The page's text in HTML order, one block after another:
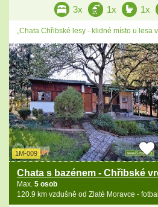
3x 1x 1x
„Chata Chřibské lesy - klidné místo u lesa
1M-009
Chata s bazénem - Chřibské
Max. 5 osob
120.9 km vzdušně od Zlaté Moravce -